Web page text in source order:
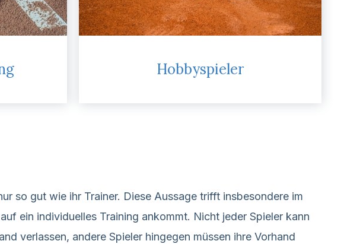
Hobbyspieler
so gut wie ihr Trainer. Diese Aussage trifft insbesondere im
ein individuelles Training ankommt. Nicht jeder Spieler kann
verlassen, andere Spieler hingegen müssen ihre Vorhand